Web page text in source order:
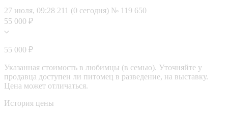
27 июля, 09:28 211 (0 сегодня) № 119 650
55 000 ₽
55 000 ₽
Указанная стоимость в любимцы (в семью). Уточняйте у
продавца доступен ли питомец в разведение, на выставку.
Цена может отличаться.
История цены